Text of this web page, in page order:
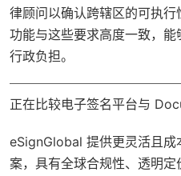
律顾问以确认跨辖区的可执
功能与这些要求高度一致，
行政负担。
正在比较电子签名平台与
eSignGlobal 提供更灵活且成
案，具有全球合规性、透明定